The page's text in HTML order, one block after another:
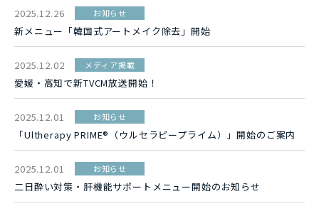
2025.12.26 お知らせ
新メニュー「韓国式アートメイク除去」開始
2025.12.02 メディア掲載
愛媛・高知で新TVCM放送開始！
2025.12.01 お知らせ
「Ultherapy PRIME®（ウルセラピープライム）」開始のご案内
2025.12.01 お知らせ
二日酔い対策・肝機能サポートメニュー開始のお知らせ